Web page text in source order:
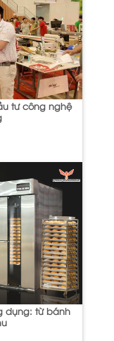
tư công nghệ
dụng: từ bánh